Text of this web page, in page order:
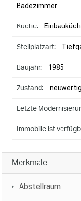
Badezimmer
Küche:
Stellplatzart:
Baujahr: 1985
Zustand: neuwertig
Letzte
Immobilie ist
Merkmale
Abstellraum